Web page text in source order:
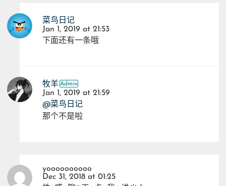
菜鸟日记
Jan 1, 2019 at 21:53
下面还有一条哦
牧羊
Jan 1, 2019 at 21:59
@菜鸟日记
那个不是啦
yoooooooooo
Dec 31, 2018 at 01:25